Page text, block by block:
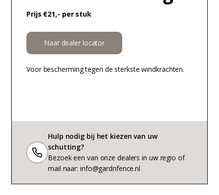
Prijs €21,- per stuk
Naar dealer locator
Voor bescherming tegen de sterkste windkrachten.
Hulp nodig bij het kiezen van uw
schutting?
Bezoek een van onze dealers in uw regio of
mail naar: info@gardnfence.nl